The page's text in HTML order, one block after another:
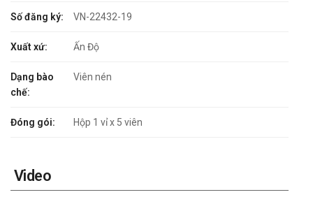
Số đăng ký: VN-22432-19
Xuất xứ: Ấn Độ
Dạng bào
chế:
Viên nén
Đóng gói: Hộp 1 vỉ x 5 viên
Video